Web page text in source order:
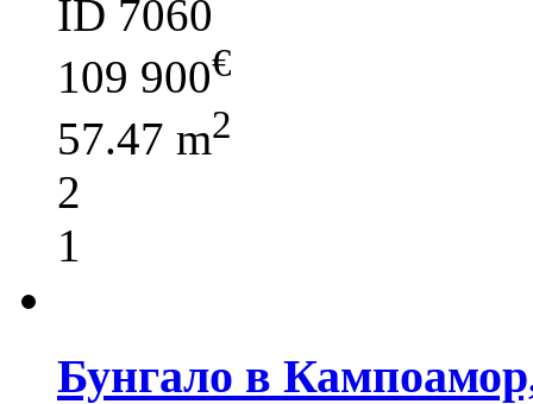
ID 7060
109 900€
57.47 m2
2
1
Бунгало в